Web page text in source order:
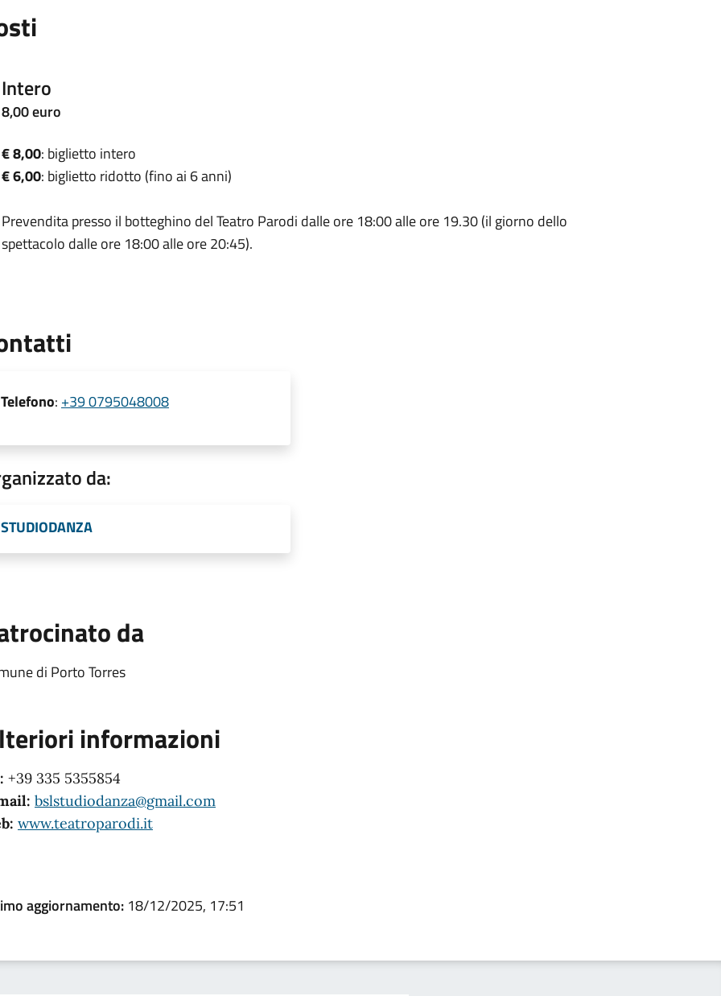
Intero
8,00 euro
€ 8,00: biglietto intero
€ 6,00: biglietto ridotto (fino ai 6 anni)
Prevendita presso il botteghino del Teatro Parodi dalle ore 18:00 alle ore 19.30 (il giorno dello
spettacolo dalle ore 18:00 alle ore 20:45).
Telefono: +39 0795048008
da:
STUDIODANZA
da
di Porto Torres
informazioni
+39 335 5355854
bslstudiodanza@gmail.com
www.teatroparodi.it
aggiornamento: 18/12/2025, 17:51